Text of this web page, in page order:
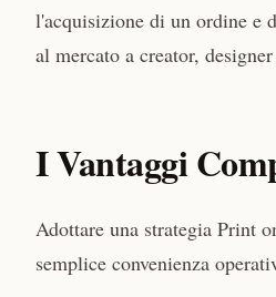
l'acquisizione di un ordine e
al mercato a creator,
I Vantaggi
Adottare una strategia Print
semplice convenienza